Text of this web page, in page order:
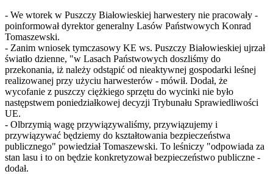
- We wtorek w Puszczy Białowieskiej harwestery nie pracowały -
poinformował dyrektor generalny Lasów Państwowych Konrad
Tomaszewski.
- Zanim wniosek tymczasowy KE ws. Puszczy Białowieskiej ujrzał
światło dzienne, "w Lasach Państwowych doszliśmy do
przekonania, iż należy odstąpić od nieaktywnej gospodarki leśnej
realizowanej przy użyciu harwesterów - mówił. Dodał, że
wycofanie z puszczy ciężkiego sprzętu do wycinki nie było
następstwem poniedziałkowej decyzji Trybunału Sprawiedliwości
UE.
- Olbrzymią wagę przywiązywaliśmy, przywiązujemy i
przywiązywać będziemy do kształtowania bezpieczeństwa
publicznego" powiedział Tomaszewski. To leśniczy "odpowiada za
stan lasu i to on będzie konkretyzował bezpieczeństwo publiczne -
dodał.